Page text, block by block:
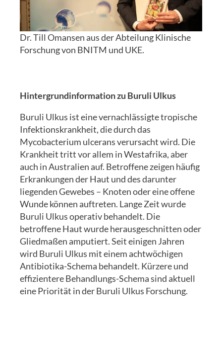
Dr. Till Omansen aus der Abteilung Klinische
Forschung von BNITM und UKE.
Hintergrundinformation zu Buruli Ulkus
Buruli Ulkus ist eine vernachlässigte tropische
Infektionskrankheit, die durch das
Mycobacterium ulcerans verursacht wird. Die
Krankheit tritt vor allem in Westafrika, aber
auch in Australien auf. Betroffene zeigen häufig
Erkrankungen der Haut und des darunter
liegenden Gewebes – Knoten oder eine offene
Wunde können auftreten. Lange Zeit wurde
Buruli Ulkus operativ behandelt. Die
betroffene Haut wurde herausgeschnitten oder
Gliedmaßen amputiert. Seit einigen Jahren
wird Buruli Ulkus mit einem achtwöchigen
Antibiotika-Schema behandelt. Kürzere und
effizientere Behandlungs-Schema sind aktuell
eine Priorität in der Buruli Ulkus Forschung.